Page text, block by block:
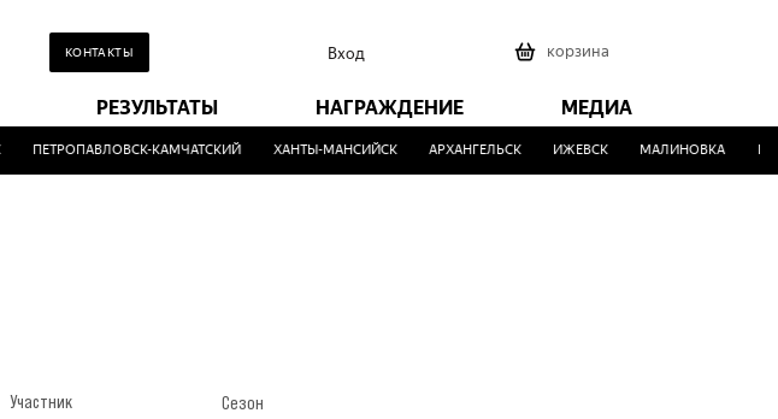
КОНТАКТЫ Вход корзина
РЕЗУЛЬТАТЫ НАГРАЖДЕНИЕ МЕДИА
ПЕТРОПАВЛОВСК-КАМЧАТСКИЙ ХАНТЫ-МАНСИЙСК АРХАНГЕЛЬСК ИЖЕВСК МАЛИНОВКА
Участник Сезон